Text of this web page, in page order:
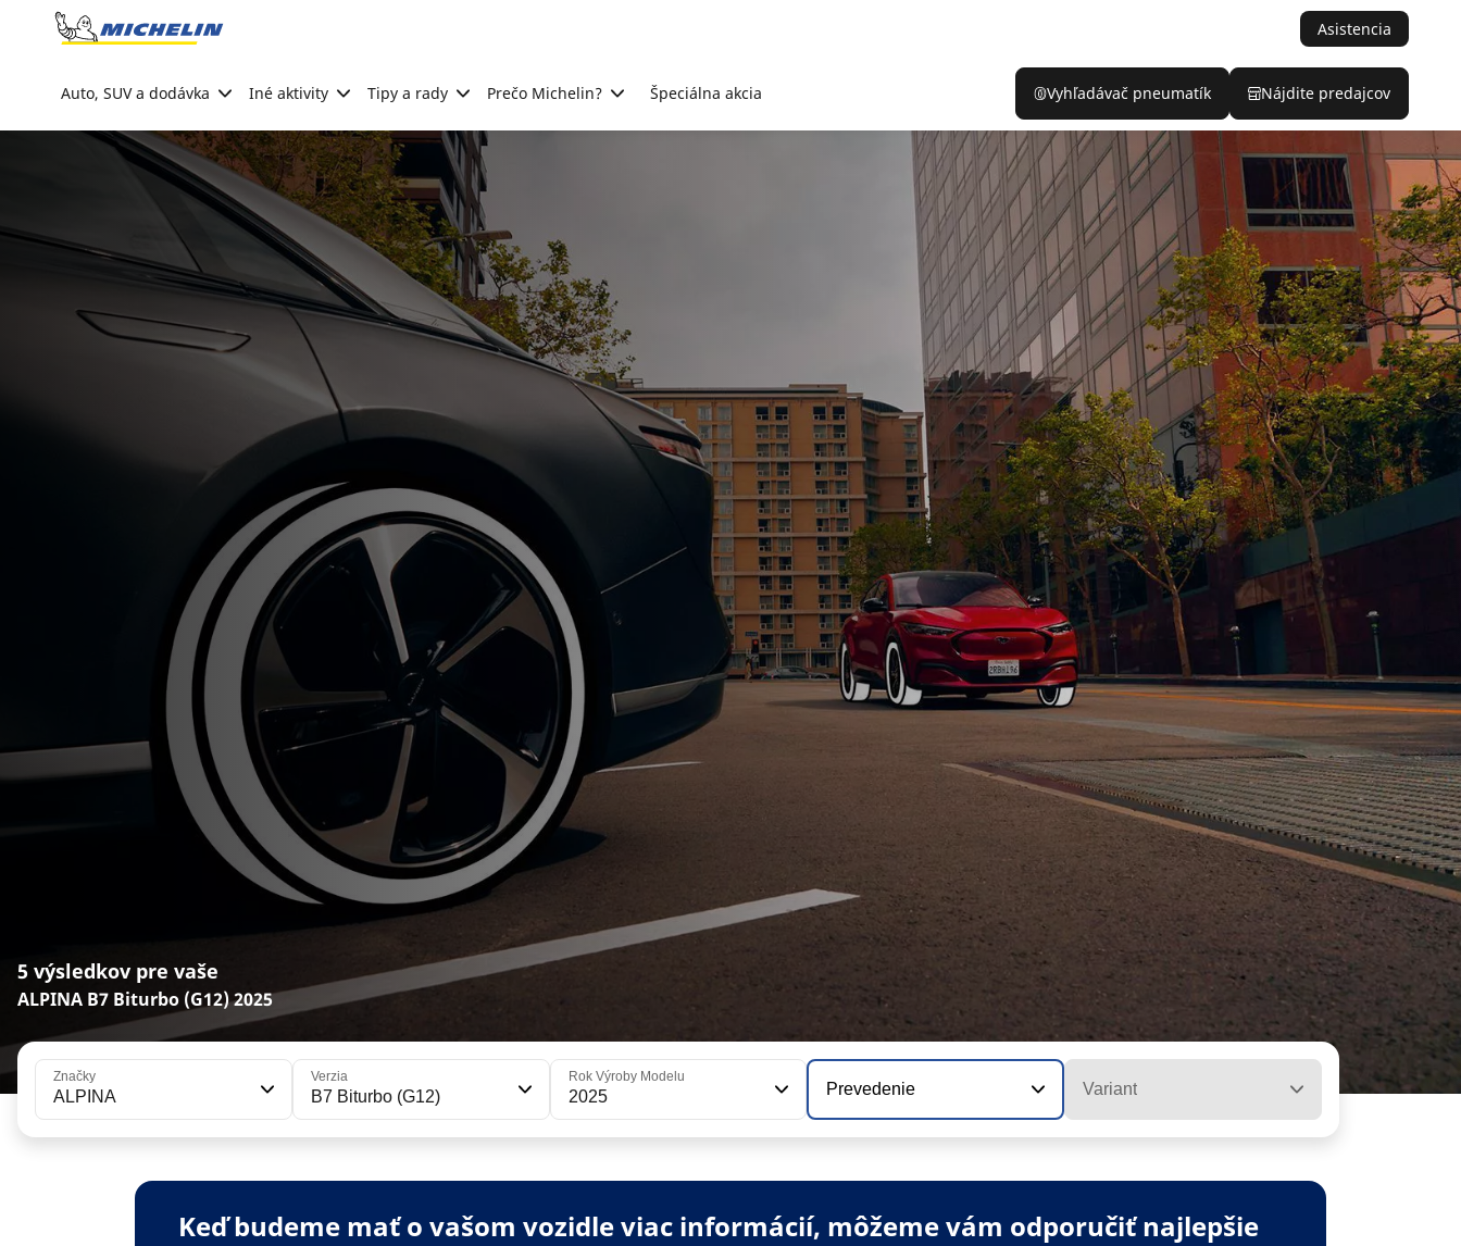
Go to page content
Asistencia
Auto, SUV a dodávka Iné aktivity Tipy a rady Prečo Michelin? Špeciálna akcia Vyhľadávač pneumatík Nájdite predajcov
5 výsledkov pre vaše
ALPINA B7 Biturbo (G12) 2025
Značky
ALPINA
Verzia
B7 Biturbo (G12)
Rok Výroby Modelu
2025 Prevedenie Variant
Keď budeme mať o vašom vozidle viac informácií, môžeme vám odporučiť najlepšie